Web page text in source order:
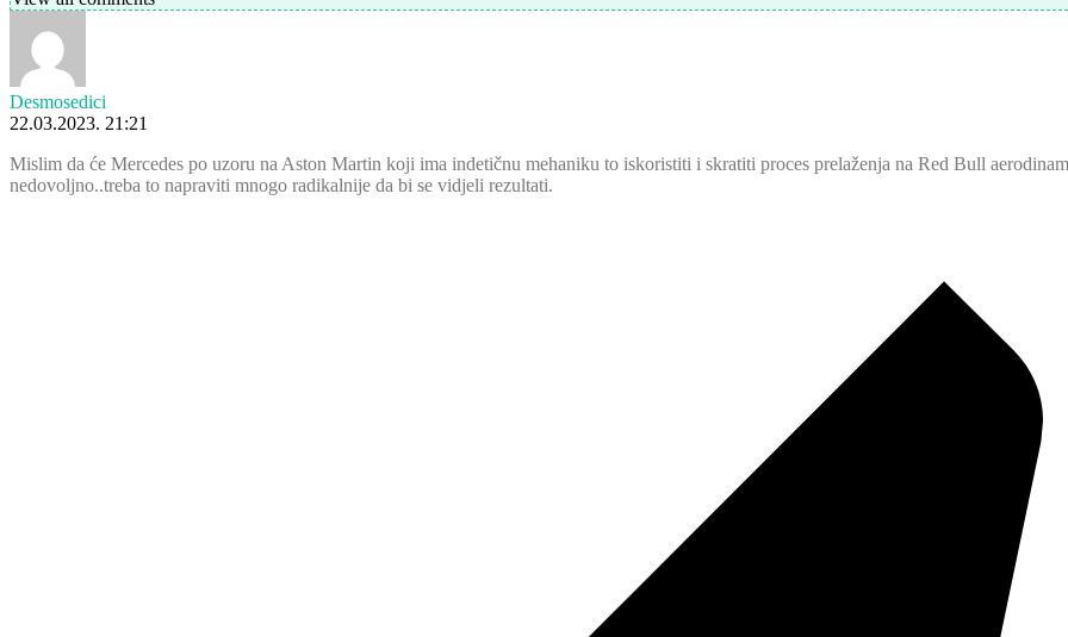
Desmosedici
22.03.2023. 21:21
Mislim da će Mercedes po uzoru na Aston Martin koji ima indetičnu mehaniku to iskoristiti i skratiti proces prelaženja na Red Bull
nedovoljno..treba to napraviti mnogo radikalnije da bi se vidjeli rezultati.